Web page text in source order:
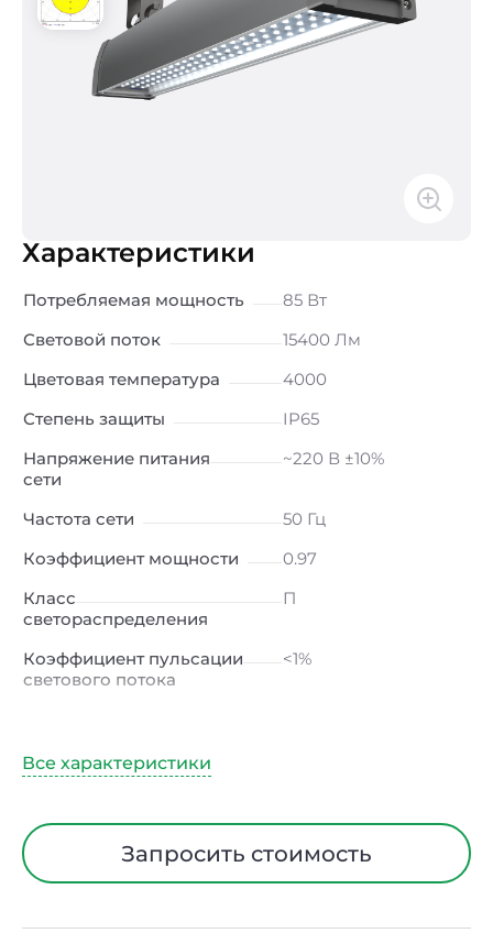
Характеристики
Потребляемая мощность
85 Вт
Световой поток
15400 Лм
Цветовая температура
4000
Степень защиты
IP65
Напряжение питания
сети
~220 В ±10%
Частота сети
50 Гц
Коэффициент мощности
0.97
Класс
светораспределения
П
Коэффициент пульсации
светового потока
<1%
Тип кривой силы света
Климатическое
исполнениеЗапросить стоимость